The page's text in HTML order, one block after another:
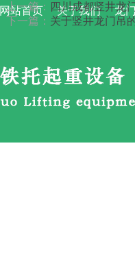
上一篇： 四川成都竖井龙
下一篇： 关于竖井龙门吊
网站首页 关于我们 龙